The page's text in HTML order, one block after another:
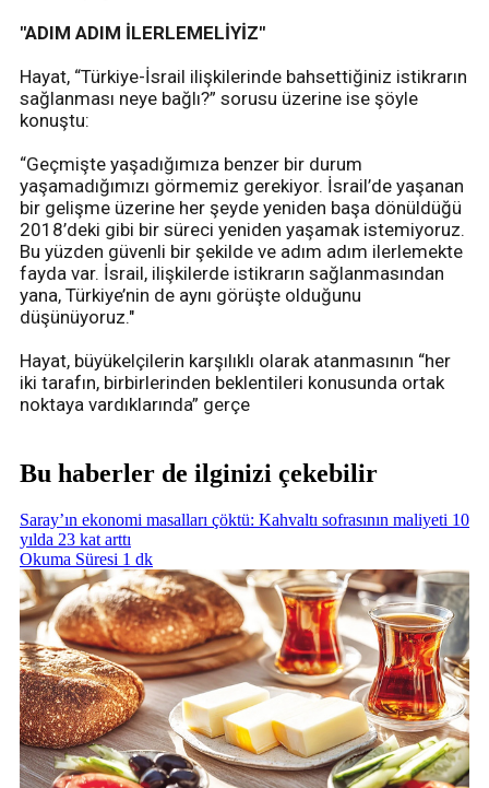
"ADIM ADIM İLERLEMELİYİZ"
Hayat, “Türkiye-İsrail ilişkilerinde bahsettiğiniz istikrarın
sağlanması neye bağlı?” sorusu üzerine ise şöyle
konuştu:
“Geçmişte yaşadığımıza benzer bir durum
yaşamadığımızı görmemiz gerekiyor. İsrail’de yaşanan
bir gelişme üzerine her şeyde yeniden başa dönüldüğü
2018’deki gibi bir süreci yeniden yaşamak istemiyoruz.
Bu yüzden güvenli bir şekilde ve adım adım ilerlemekte
fayda var. İsrail, ilişkilerde istikrarın sağlanmasından
yana, Türkiye’nin de aynı görüşte olduğunu
düşünüyoruz."
Hayat, büyükelçilerin karşılıklı olarak atanmasının “her
iki tarafın, birbirlerinden beklentileri konusunda ortak
noktaya vardıklarında” gerçe
Bu haberler de ilginizi çekebilir
Saray’ın ekonomi masalları çöktü: Kahvaltı sofrasının maliyeti 10
yılda 23 kat arttı
Okuma Süresi 1 dk